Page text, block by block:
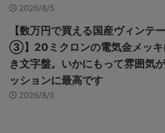
2026/8/5
【数万円で買える国産ヴィンテ
③】20ミクロンの電気金メッキ
き文字盤。いかにもって雰囲気
ッションに最高です
2026/8/5